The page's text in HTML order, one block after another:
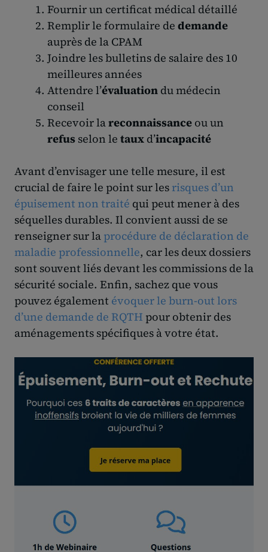
Fournir un certificat médical détaillé
Remplir le formulaire de demande
auprès de la CPAM
Joindre les bulletins de salaire des 10
meilleures années
Attendre l’évaluationdu médecin
conseil
Recevoir lareconnaissanceou un
refusselon le tauxd’incapacité
Avant d’envisager une telle mesure, il est
crucial de faire le point sur les risques d’un
épuisement non traité qui peut mener à des
séquelles durables. Il convient aussi de se
renseigner sur la procédure de déclaration de
maladie professionnelle, car les deux dossiers
sont souvent liés devant les commissions de la
sécurité sociale. Enfin, sachez que vous
pouvez également évoquer le burn-out lors
d’une demande de RQTH pour obtenir des
aménagements spécifiques à votre état.